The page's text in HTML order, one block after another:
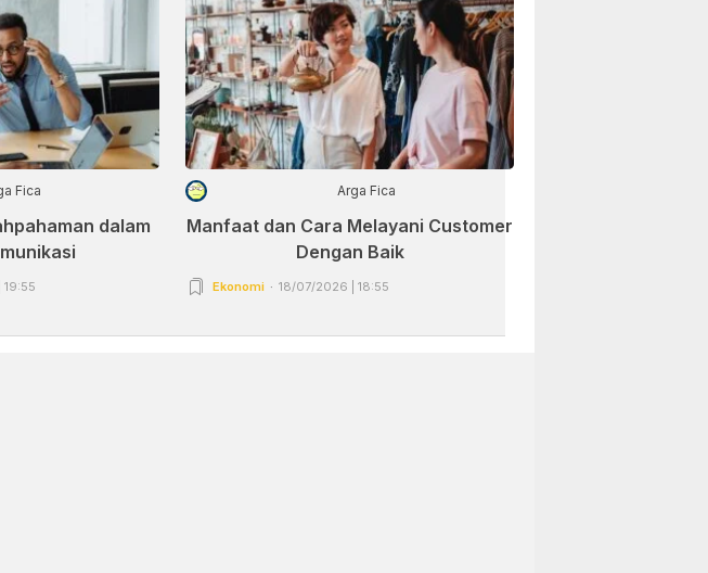
Fica
dalam
Arga Fica
Manfaat dan Cara Melayani Customer
Dengan Baik
Ekonomi 18/07/2026 | 18:55